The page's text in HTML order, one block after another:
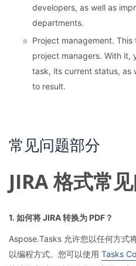
developers, as well as
departments.
Project management.
project managers. With it,
task, its current status, as
to result.
常见问题部分
JIRA 格式常
1. 如何将 JIRA 转换为 PDF？
Aspose.Tasks 允许您以任何方式
以编程方式。您可以使用 Tasks